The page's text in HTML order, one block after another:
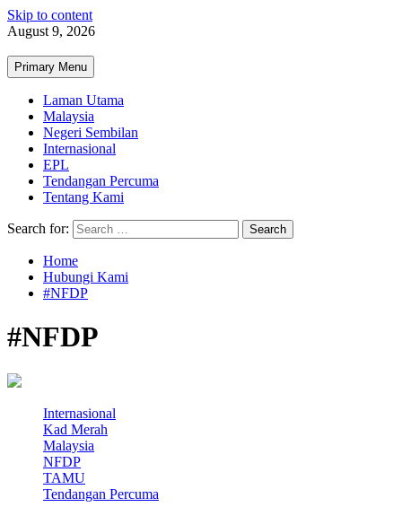
Skip to content
August 9, 2026
Primary Menu
Laman Utama
Malaysia
Negeri Sembilan
Internasional
EPL
Tendangan Percuma
Tentang Kami
Search for:
Home
Hubungi Kami
#NFDP
#NFDP
Internasional
Kad Merah
Malaysia
NFDP
TAMU
Tendangan Percuma